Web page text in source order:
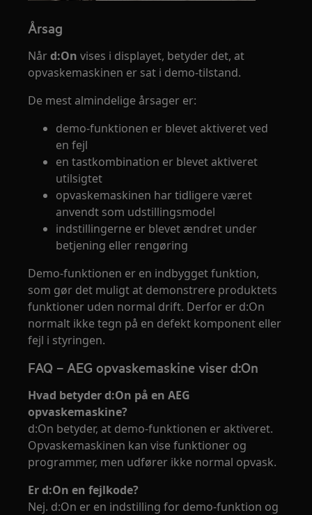
Årsag
Nård:On vises i displayet, betyder det, at
opvaskemaskinen er sat i demo-tilstand.
De mest almindelige årsager er:
demo-funktionen er blevet aktiveret ved
en fejl
en tastkombination er blevet aktiveret
utilsigtet
opvaskemaskinen har tidligere været
anvendt som udstillingsmodel
indstillingerne er blevet ændret under
betjening eller rengøring
Demo-funktionen er en indbygget funktion,
som gør det muligt at demonstrere produktets
funktioner uden normal drift. Derfor er d:On
normalt ikke tegn på en defekt komponent eller
fejl i styringen.
FAQ – AEG opvaskemaskine viser d:On
Hvad betyder d:On på en AEG
opvaskemaskine?
d:On betyder, at demo-funktionen er aktiveret.
Opvaskemaskinen kan vise funktioner og
programmer, men udfører ikke normal opvask.
Er d:On en fejlkode?
Nej. d:On er en indstilling for demo-funktion og